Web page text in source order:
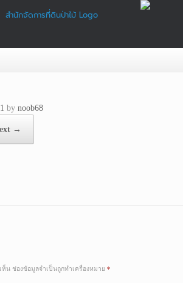
by noob68
→
ห็น ช่องข้อมูลจำเป็นถูกทำเครื่องหมาย *